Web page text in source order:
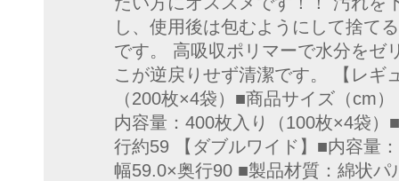
し、使用後は包むようにして捨て
です。 高吸収ポリマーで水分をゼ
こが逆戻りせず清潔です。 【レギ
（200枚×4袋）■商品サイズ（cm
内容量：400枚入り（100枚×4袋
行約59 【ダブルワイド】■内容量
幅59.0×奥行90 ■製品材質：綿状